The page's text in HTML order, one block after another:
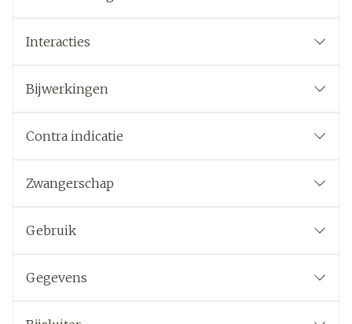
Interacties
Bijwerkingen
Contra indicatie
Zwangerschap
Gebruik
Gegevens